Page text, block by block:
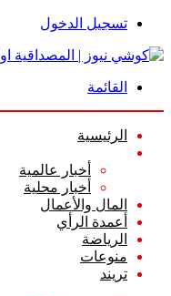
تسجيل الدخول
القائمة
الرئيسية
أخبار عالمية
أخبار محلية
المال والأعمال
أعمدة الرأي
الرياضة
منوعات
تريند